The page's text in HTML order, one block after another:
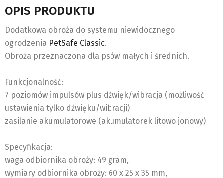
OPIS PRODUKTU
Dodatkowa obroża do systemu niewidocznego
ogrodzenia PetSafe Classic.
Obroża przeznaczona dla psów małych i średnich.
Funkcjonalność:
7 poziomów impulsów plus dźwięk/wibracja (możliwość
ustawienia tylko dźwięku/wibracji)
zasilanie akumulatorowe (akumulatorek litowo jonowy)
Specyfikacja:
waga odbiornika obroży: 49 gram,
wymiary odbiornika obroży: 60 x 25 x 35 mm,